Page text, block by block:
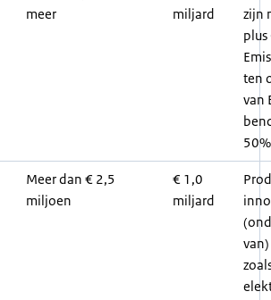
meer
miljard
zijn
plus
ten
van
50%
Meer dan € 2,5
miljoen
€ 1,0
miljard